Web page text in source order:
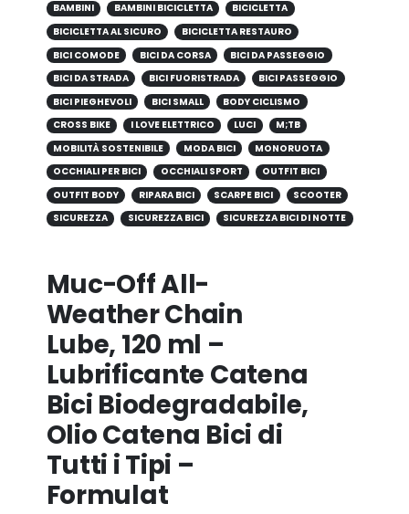
BAMBINI
BAMBINI BICICLETTA
BICICLETTA
BICICLETTA AL SICURO
BICICLETTA RESTAURO
BICI COMODE
BICI DA CORSA
BICI DA PASSEGGIO
BICI DA STRADA
BICI FUORISTRADA
BICI PASSEGGIO
BICI PIEGHEVOLI
BICI SMALL
BODY CICLISMO
CROSS BIKE
I LOVE ELETTRICO LUCI
M;TB
MOBILITÀ SOSTENIBILE
MODA BICI
MONORUOTA
OCCHIALI PER BICI
OCCHIALI SPORT
OUTFIT BICI
OUTFIT BODY
RIPARA BICI SCARPE BICI
SCOOTER
SICUREZZA
SICUREZZA BICI SICUREZZA BICI DI NOTTE
Muc-Off All-
Weather Chain
Lube, 120 ml –
Lubrificante Catena
Bici Biodegradabile,
Olio Catena Bici di
Tutti i Tipi –
Formulat